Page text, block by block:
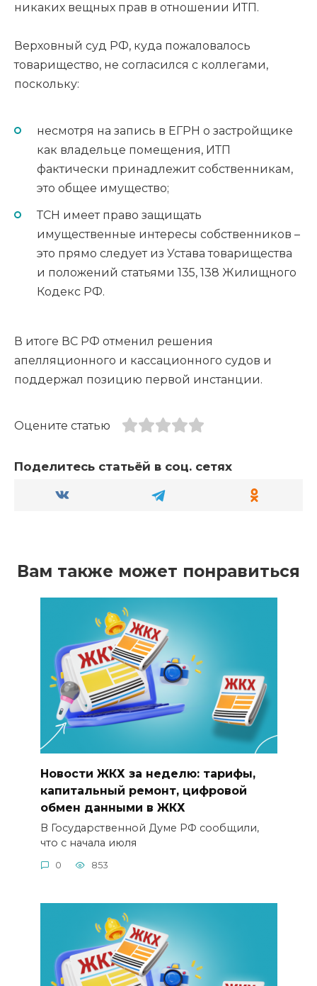
никаких вещных прав в отношении ИТП.
Верховный суд РФ, куда пожаловалось
товарищество, не согласился с коллегами,
поскольку:
несмотря на запись в ЕГРН о застройщике
как владельце помещения, ИТП
фактически принадлежит собственникам,
это общее имущество;
ТСН имеет право защищать
имущественные интересы собственников –
это прямо следует из Устава товарищества
и положений статьями 135, 138 Жилищного
Кодекс РФ.
В итоге ВС РФ отменил решения
апелляционного и кассационного судов и
поддержал позицию первой инстанции.
Оцените статью
Поделитесь статьёй в соц. сетях
Вам также может понравиться
Новости ЖКХ за неделю: тарифы,
капитальный ремонт, цифровой
обмен данными в ЖКХ
В Государственной Думе РФ сообщили,
что с начала июля
0 853